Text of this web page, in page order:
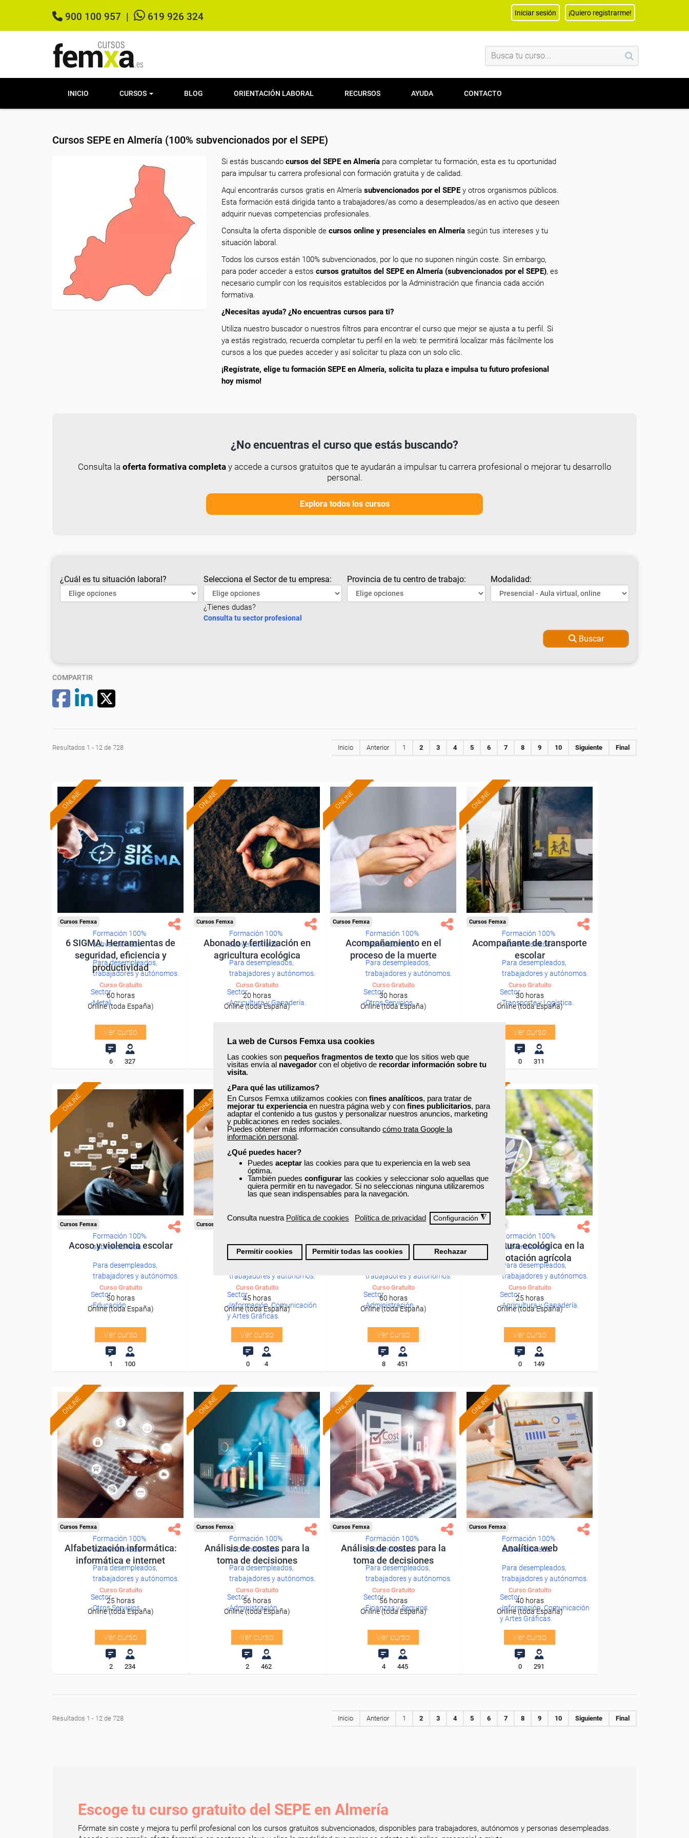
La web de Cursos Femxa usa cookies
Las cookies son pequeños fragmentos de texto que los sitios web que
visitas envía al navegador con el objetivo de recordar información sobre tu
visita.
¿Para qué las utilizamos?
En Cursos Femxa utilizamos cookies con fines analíticos, para tratar de
mejorar tu experienciaen nuestra página web y con fines publicitarios, para
adaptar el contenido a tus gustos y personalizar nuestros anuncios, marketing
y publicaciones en redes sociales.
Puedes obtener más información consultando cómo trata Google la
información personal.
¿Qué puedes hacer?
Puedes aceptar las cookies para que tu experiencia en la web sea
óptima.
También puedes configurar las cookies y seleccionar solo aquellas que
quiera permitir en tu navegador. Si no seleccionas ninguna utilizaremos
las que sean indispensables para la navegación.
Consulta nuestra Política de cookies Política de privacidad Configuración ◮
Permitir cookies Permitir todas las cookies Rechazar
900 100 957 619 926 324 Iniciar sesión ¡Quiero registrarme!
INICIO CURSOS BLOG ORIENTACIÓN LABORAL RECURSOS AYUDA CONTACTO
Cursos SEPE en Almería (100% subvencionados por el SEPE)
Si estás buscando cursos del SEPE en Almería para completar tu formación, esta es tu oportunidad
para impulsar tu carrera profesional con formación gratuita y de calidad.
Aquí encontrarás cursos gratis en Almería subvencionados por el SEPEy otros organismos públicos.
Esta formación está dirigida tanto a trabajadores/as como a desempleados/as en activo que deseen
adquirir nuevas competencias profesionales.
Consulta la oferta disponible de cursos online y presenciales en Almería según tus intereses y tu
situación laboral.
Todos los cursos están 100% subvencionados, por lo que no suponen ningún coste. Sin embargo,
para poder acceder a estos cursos gratuitos del SEPE en Almería (subvencionados por el SEPE), es
necesario cumplir con los requisitos establecidos por la Administración que financia cada acción
formativa.
¿Necesitas ayuda? ¿No encuentras cursos para ti?
Utiliza nuestro buscador o nuestros filtros para encontrar el curso que mejor se ajusta a tu perfil. Si
ya estás registrado, recuerda completar tu perfil en la web: te permitirá localizar más fácilmente los
cursos a los que puedes acceder y así solicitar tu plaza con un solo clic.
¡Regístrate, elige tu formación SEPE en Almería, solicita tu plaza e impulsa tu futuro profesional
hoy mismo!
¿No encuentras el curso que estás buscando?
Consulta la oferta formativa completay accede a cursos gratuitos que te ayudarán a impulsar tu carrera profesional o mejorar tu desarrollo
personal.
Explora todos los cursos
¿Cuál es tu situación laboral? Selecciona el Sector de tu empresa:
¿Tienes dudas?
Consulta tu sector profesional
Provincia de tu centro de trabajo: Modalidad:
Buscar
COMPARTIR
Resultados 1 - 12 de 728 Inicio Anterior 1 2 3 4 5 6 7 8 9 10 Siguiente Final
ONLINE
Formación 100%
subvencionada.
Para desempleados,
trabajadores y autónomos.
Sector
-Metal.
Cursos Femxa
6 SIGMA. Herramientas de
seguridad, eficiencia y
productividad
Curso Gratuito
60 horas
Online (toda España)
Ver curso
6 327
ONLINE
Formación 100%
subvencionada.
Para desempleados,
trabajadores y autónomos.
Sector
-Agricultura y Ganadería.
Cursos Femxa
Abonado y fertilización en
agricultura ecológica
Curso Gratuito
20 horas
Online (toda España)
4 288
ONLINE
Formación 100%
subvencionada.
Para desempleados,
trabajadores y autónomos.
Sector
-Otros Servicios.
Cursos Femxa
Acompañamiento en el
proceso de la muerte
Curso Gratuito
30 horas
Online (toda España)
2 85
ONLINE
Formación 100%
subvencionada.
Para desempleados,
trabajadores y autónomos.
Sector
-Transporte y Logística.
Cursos Femxa
Acompañante de transporte
escolar
Curso Gratuito
30 horas
Online (toda España)
Ver curso
0 311
ONLINE
Formación 100%
subvencionada.
Para desempleados,
trabajadores y autónomos.
Sector
-Educación.
Cursos Femxa
Acoso y violencia escolar
Curso Gratuito
50 horas
Online (toda España)
Ver curso
1 100
ONLINE
subvencionada.
trabajadores y autónomos.
Sector
-Información, Comunicación
y Artes Gráficas.
Cursos Femxa
Adobe Illustrator II
Curso Gratuito
45 horas
Online (toda España)
Ver curso
0 4
ONLINE
subvencionada.
trabajadores y autónomos.
Sector
-Administración.
Agile Management
Curso Gratuito
60 horas
Online (toda España)
Ver curso
8 451
ONLINE
Formación 100%
subvencionada.
Para desempleados,
trabajadores y autónomos.
Sector
-Agricultura y Ganadería.
Cursos Femxa
Agricultura ecológica en la
explotación agrícola
Curso Gratuito
25 horas
Online (toda España)
Ver curso
0 149
ONLINE
Formación 100%
subvencionada.
Para desempleados,
trabajadores y autónomos.
Sector
-Otros Servicios.
Cursos Femxa
Alfabetización informática:
informática e internet
Curso Gratuito
25 horas
Online (toda España)
Ver curso
2 234
ONLINE
Formación 100%
subvencionada.
Para desempleados,
trabajadores y autónomos.
Sector
-Administración.
Cursos Femxa
Análisis de costes para la
toma de decisiones
Curso Gratuito
56 horas
Online (toda España)
Ver curso
2 462
ONLINE
Formación 100%
subvencionada.
Para desempleados,
trabajadores y autónomos.
Sector
-Finanzas y Seguros.
Cursos Femxa
Análisis de costes para la
toma de decisiones
Curso Gratuito
56 horas
Online (toda España)
Ver curso
4 445
ONLINE
Formación 100%
subvencionada.
Para desempleados,
trabajadores y autónomos.
Sector
-Información, Comunicación
y Artes Gráficas.
Cursos Femxa
Analítica web
Curso Gratuito
40 horas
Online (toda España)
Ver curso
0 291
Resultados 1 - 12 de 728 Inicio Anterior 1 2 3 4 5 6 7 8 9 10 Siguiente Final
Escoge tu curso gratuito del SEPE en Almería
Fórmate sin coste y mejora tu perfil profesional con los cursos gratuitos subvencionados, disponibles para trabajadores, autónomos y personas desempleadas.